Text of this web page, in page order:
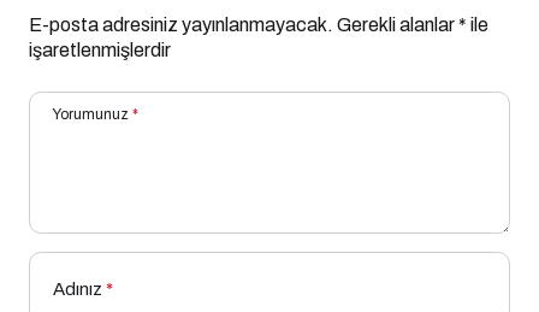
E-posta adresiniz yayınlanmayacak. Gerekli alanlar* ile
işaretlenmişlerdir
Yorumunuz *
Adınız *